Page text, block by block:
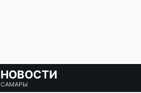
НОВОСТИ
САМАРЫ